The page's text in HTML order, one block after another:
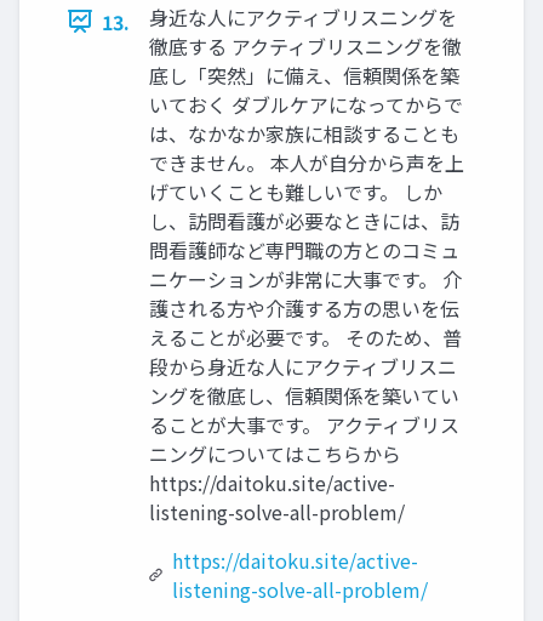
13.
身近な人にアクティブリスニングを
徹底する アクティブリスニングを徹
底し「突然」に備え、信頼関係を築
いておく ダブルケアになってからで
は、なかなか家族に相談することも
できません。 本人が自分から声を上
げていくことも難しいです。 しか
し、訪問看護が必要なときには、訪
問看護師など専門職の方とのコミュ
ニケーションが非常に大事です。 介
護される方や介護する方の思いを伝
えることが必要です。 そのため、普
段から身近な人にアクティブリスニ
ングを徹底し、信頼関係を築いてい
ることが大事です。 アクティブリス
ニングについてはこちらから
https://daitoku.site/active-
listening-solve-all-problem/
https://daitoku.site/active-
listening-solve-all-problem/